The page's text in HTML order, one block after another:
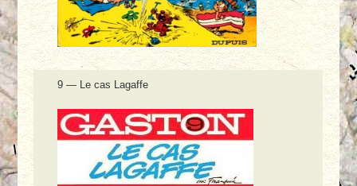
9 — Le cas Lagaffe